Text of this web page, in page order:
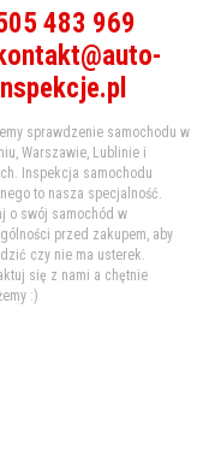
483 969
kontakt@auto-
sprawdzenie samochodu w
Warszawie, Lublinie i
Inspekcja samochodu
to nasza specjalność.
o swój samochód w
przed zakupem, aby
czy nie ma usterek.
się z nami a chętnie
:)